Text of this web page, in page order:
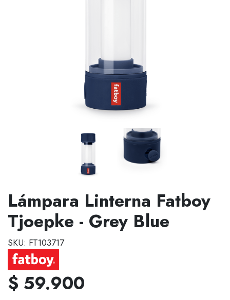
Lámpara Linterna Fatboy
Tjoepke - Grey Blue
SKU: FT103717
$ 59.900